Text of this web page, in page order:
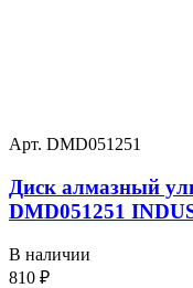
Арт. DMD051251
Диск алмазный
DMD051251
В наличии
810 ₽